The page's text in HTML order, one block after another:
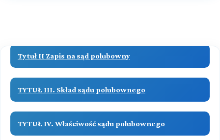
Tytuł II Zapis na sąd polubowny
TYTUŁ III. Skład sądu polubownego
TYTUŁ IV. Właściwość sądu polubownego